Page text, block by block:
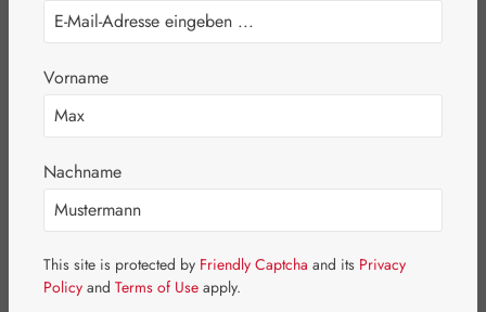
Bildergalerie überspringen
Vorname
Nachname
This site is protected by Friendly Captcha and its Privacy
Policy and Terms of Use apply.